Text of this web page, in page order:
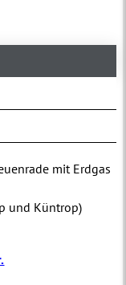
mit Erdgas
und Küntrop)